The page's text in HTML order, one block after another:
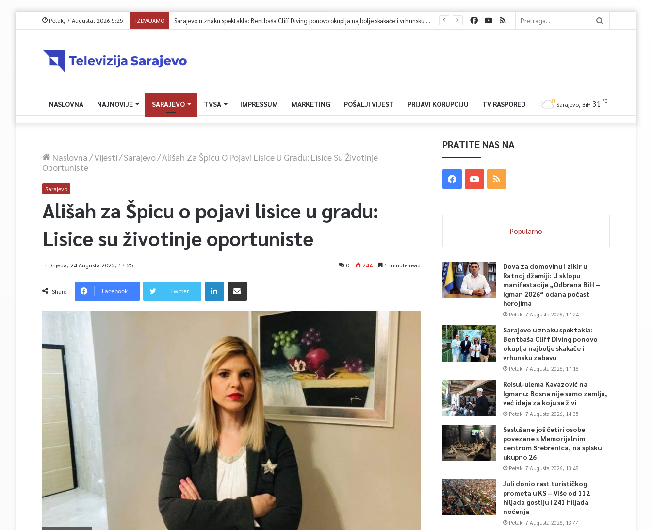
Petak, 7 Augusta, 2026 5:25 IZDVAJAMO Sarajevo u znaku spektakla: Bentbaša Cliff Diving ponovo okuplja najbolje skakače i vrhunsku zabavu
NASLOVNA NAJNOVIJE SARAJEVO TVSA IMPRESSUM MARKETING POŠALJI VIJEST PRIJAVI KORUPCIJU TV RASPORED Sarajevo, BiH 31 ℃
Naslovna/Vijesti/Sarajevo/Ališah Za Špicu O Pojavi Lisice U Gradu: Lisice Su Životinje
Oportuniste
Sarajevo
Ališah za Špicu o pojavi lisice u gradu:
Lisice su životinje oportuniste
Srijeda, 24 Augusta 2022, 17:25 0 244 1 minute read
Share Facebook Twitter
PRATITE NAS NA
Popularno
Dova za domovinu i zikir u
Ratnoj džamiji: U sklopu
manifestacije „Odbrana BiH –
Igman 2026“ odana počast
herojima
Petak, 7 Augusta 2026, 17:24
Sarajevo u znaku spektakla:
Bentbaša Cliff Diving ponovo
okuplja najbolje skakače i
vrhunsku zabavu
Petak, 7 Augusta 2026, 17:16
Reisul-ulema Kavazović na
Igmanu: Bosna nije samo zemlja,
već ideja za koju se živi
Petak, 7 Augusta 2026, 14:35
Saslušane još četiri osobe
povezane s Memorijalnim
centrom Srebrenica, na spisku
ukupno 26
Petak, 7 Augusta 2026, 13:48
Juli donio rast turističkog
prometa u KS – Više od 112
hiljada gostiju i 241 hiljada
noćenja
Petak, 7 Augusta 2026, 13:44